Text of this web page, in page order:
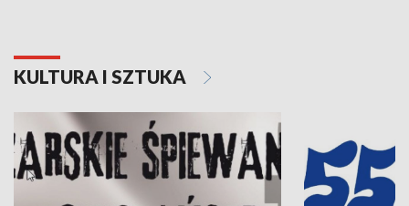
KULTURA I SZTUKA